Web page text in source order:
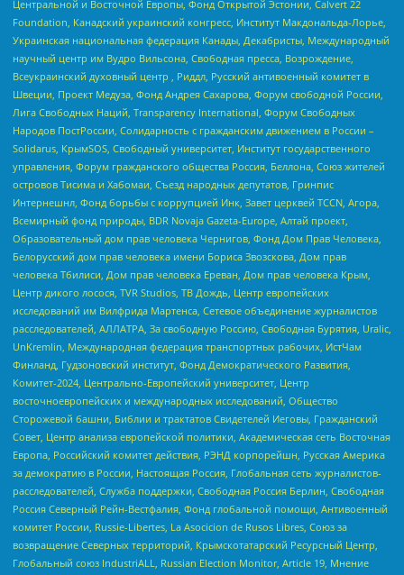
Центральной и Восточной Европы, Фонд Открытой Эстонии, Calvert 22
Foundation, Канадский украинский конгресс, Институт Макдональда-Лорье,
Украинская национальная федерация Канады, Декабристы, Международный
научный центр им Вудро Вильсона, Свободная пресса, Возрождение,
Всеукраинский духовный центр , Риддл, Русский антивоенный комитет в
Швеции, Проект Медуза, Фонд Андрея Сахарова, Форум свободной России,
Лига Свободных Наций, Transparеncy International, Форум Свободных
Народов ПостРоссии, Солидарность с гражданским движением в России –
Solidarus, КрымSOS, Свободный университет, Институт государственного
управления, Форум гражданского общества Россия, Беллона, Союз жителей
островов Тисима и Хабомаи, Съезд народных депутатов, Гринпис
Интернешнл, Фонд борьбы с коррупцией Инк, Завет церквей TCCN, Агора,
Всемирный фонд природы, BDR Novaja Gazeta-Europe, Алтай проект,
Образовательный дом прав человека Чернигов, Фонд Дом Прав Человека,
Белорусский дом прав человека имени Бориса Звозскова, Дом прав
человека Тбилиси, Дом прав человека Ереван, Дом прав человека Крым,
Центр дикого лосося, TVR Studios, ТВ Дождь, Центр европейских
исследований им Вилфрида Мартенса, Сетевое объединение журналистов
расследователей, АЛЛАТРА, За свободную Россию, Свободная Бурятия, Uralic,
UnKremlin, Международная федерация транспортных рабочих, ИстЧам
Финланд, Гудзоновский институт, Фонд Демократического Развития,
Комитет-2024, Центрально-Европейский университет, Центр
восточноевропейских и международных исследований, Общество
Сторожевой башни, Библии и трактатов Свидетелей Иеговы, Гражданский
Совет, Центр анализа европейской политики, Академическая сеть Восточная
Европа, Российский комитет действия, РЭНД корпорейшн, Русская Америка
за демократию в России, Настоящая Россия, Глобальная сеть журналистов-
расследователей, Служба поддержки, Свободная Россия Берлин, Свободная
Россия Северный Рейн-Вестфалия, Фонд глобальной помощи, Антивоенный
комитет России, Russie-Libertes, La Asocicion de Rusos Libres, Союз за
возвращение Северных территорий, Крымскотатарский Ресурсный Центр,
Глобальный союз IndustriALL, Russian Election Monitor, Article 19, Мнение